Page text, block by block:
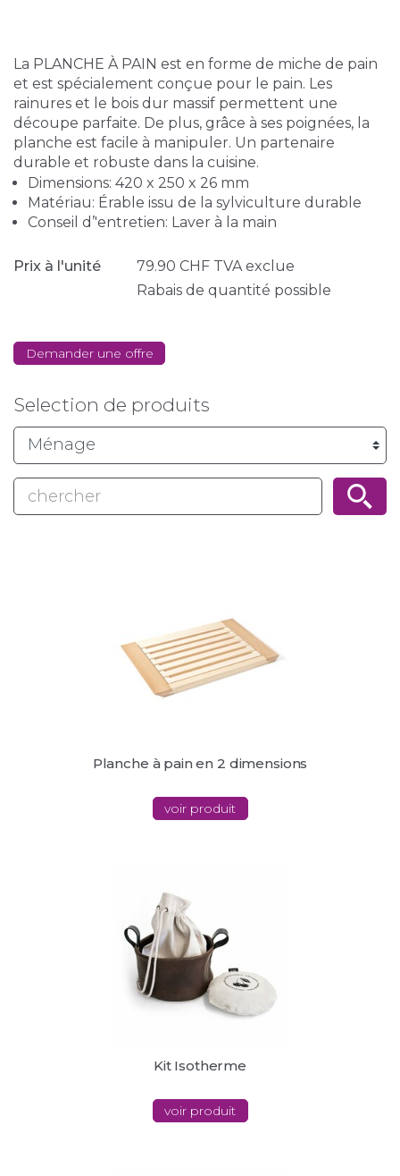
La PLANCHE À PAIN est en forme de miche de pain
et est spécialement conçue pour le pain. Les
rainures et le bois dur massif permettent une
découpe parfaite. De plus, grâce à ses poignées, la
planche est facile à manipuler. Un partenaire
durable et robuste dans la cuisine.
Dimensions: 420 x 250 x 26 mm
Matériau: Érable issu de la sylviculture durable
Conseil d’'entretien: Laver à la main
Prix à l'unité 79.90 CHF TVA exclue
Rabais de quantité possible
Demander une offre
Selection de produits
Planche à pain en 2 dimensions
voir produit
Kit Isotherme
voir produit